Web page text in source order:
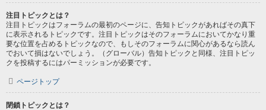
注目トピックとは？
注目トピックはフォーラムの最初のページに、告知トピックがあればその真下
に表示されるトピックです。注目トピックはそのフォーラムにおいてかなり重
要な位置を占めるトピックなので、もしそのフォーラムに関心があるなら読ん
でおいて損はないでしょう。（グローバル）告知トピックと同様、注目トピッ
クを投稿するにはパーミッションが必要です。
ページトップ
閉鎖トピックとは？